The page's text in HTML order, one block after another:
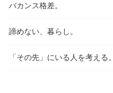
バカンス格差。
諦めない、暮らし。
「その先」にいる人を考える。